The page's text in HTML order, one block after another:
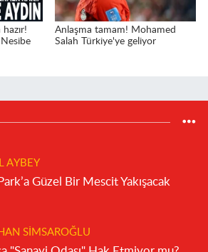
Anlaşma tamam! Mohamed
Salah Türkiye'ye geliyor
AYBEY
Güzel Bir Mescit Yakışacak
SIMSAROĞLU